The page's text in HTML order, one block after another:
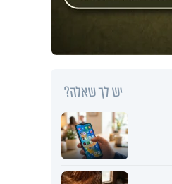
יש לך שאלה?